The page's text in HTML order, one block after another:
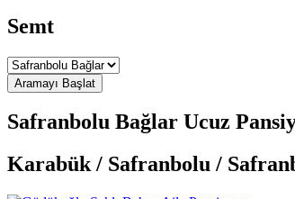
Semt
Safranbolu Bağlar Ucuz
Karabük / Safranbolu /